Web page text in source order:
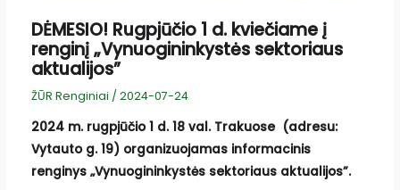
DĖMESIO! Rugpjūčio 1 d. kviečiame į
renginį „Vynuogininkystės sektoriaus
aktualijos”
ŽŪR Renginiai / 2024-07-24
2024 m. rugpjūčio 1 d. 18 val. Trakuose (adresu:
Vytauto g. 19) organizuojamas informacinis
renginys „Vynuogininkystės sektoriaus aktualijos”.